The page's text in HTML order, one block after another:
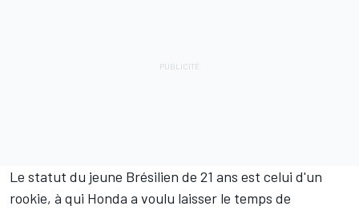
Le statut du jeune Brésilien de 21 ans est celui d'un
rookie, à qui Honda a voulu laisser le temps de